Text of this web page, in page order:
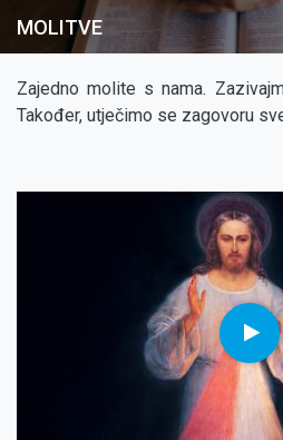
MOLITVE
Zajedno molite s nama.
Također, utječimo se zagovoru